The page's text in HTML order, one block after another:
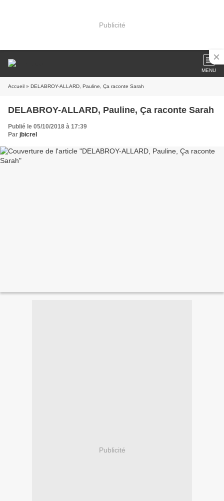
Publicité
MENU
Accueil » DELABROY-ALLARD, Pauline, Ça raconte Sarah
DELABROY-ALLARD, Pauline, Ça raconte Sarah
Publié le 05/10/2018 à 17:39
Par jbicrel
Publicité